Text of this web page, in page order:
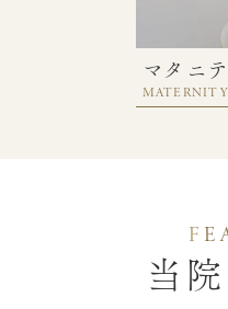
マタニ
MATERNITY
F
当